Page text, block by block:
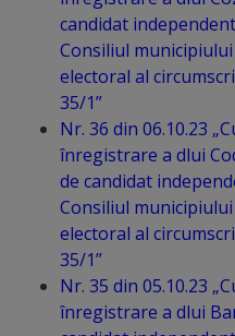
Monumente
arhitecturale
Personalități
marcante
Sportivi
de
performanță
candidat
Consiliul
electoral al
35/1”
Nr. 36 din 06.10.23
înregistrare a dlui
de candidat
Consiliul
electoral al
35/1”
Nr. 35 din 05.10.23
înregistrare a dlui